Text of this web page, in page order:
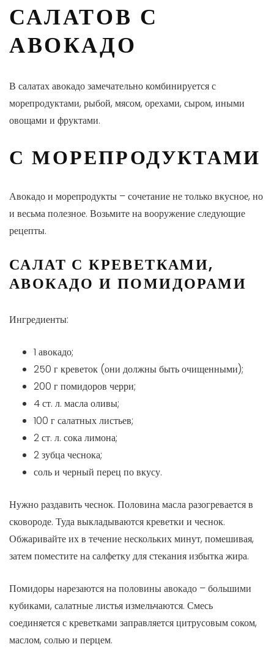
САЛАТОВ С
АВОКАДО
В салатах авокадо замечательно комбинируется с
морепродуктами, рыбой, мясом, орехами, сыром, иными
овощами и фруктами.
С МОРЕПРОДУКТАМИ
Авокадо и морепродукты – сочетание не только вкусное, но
и весьма полезное. Возьмите на вооружение следующие
рецепты.
САЛАТ С КРЕВЕТКАМИ,
АВОКАДО И ПОМИДОРАМИ
Ингредиенты:
1 авокадо;
250 г креветок (они должны быть очищенными);
200 г помидоров черри;
4 ст. л. масла оливы;
100 г салатных листьев;
2 ст. л. сока лимона;
2 зубца чеснока;
соль и черный перец по вкусу.
Нужно раздавить чеснок. Половина масла разогревается в
сковороде. Туда выкладываются креветки и чеснок.
Обжаривайте их в течение нескольких минут, помешивая,
затем поместите на салфетку для стекания избытка жира.
Помидоры нарезаются на половины авокадо – большими
кубиками, салатные листья измельчаются. Смесь
соединяется с креветками заправляется цитрусовым соком,
маслом, солью и перцем.